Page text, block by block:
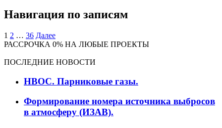
Навигация по записям
1 2 … 36 Далее
РАССРОЧКА 0% НА ЛЮБЫЕ ПРОЕКТЫ
ПОСЛЕДНИЕ НОВОСТИ
НВОС. Парниковые газы.
Формирование номера источника выбросов
в атмосферу (ИЗАВ).